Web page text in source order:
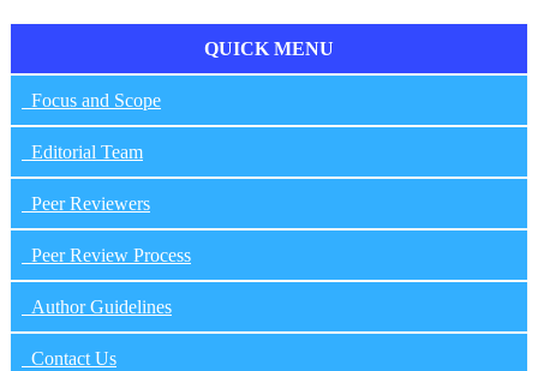
QUICK MENU
Focus and Scope
Editorial Team
Peer Reviewers
Peer Review Process
Author Guidelines
Contact Us